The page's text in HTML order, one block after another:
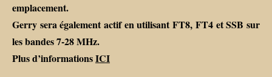
emplacement.
Gerry sera également actif en utilisant FT8, FT4 et SSB sur
les bandes 7-28 MHz.
Plus d’informationsICI